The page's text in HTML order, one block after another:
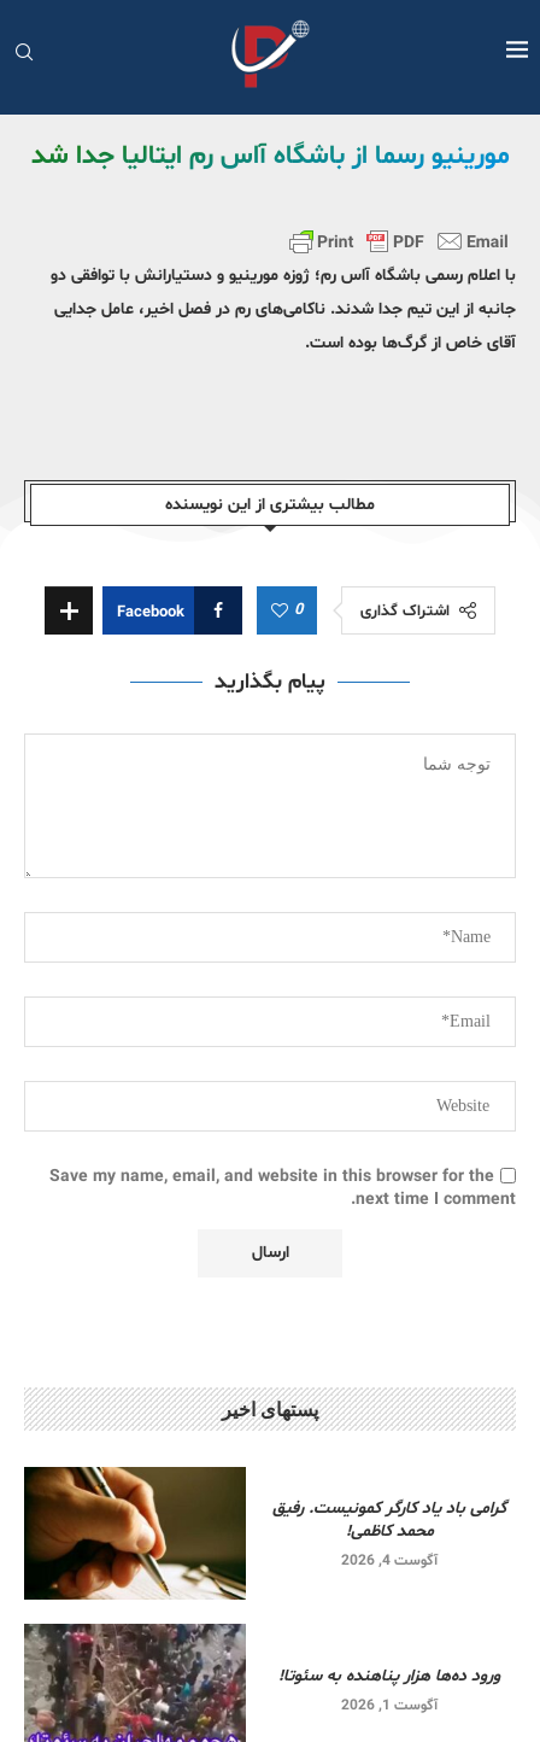
مورینیو رسما از باشگاه آاس رم ایتالیا جدا شد
با اعلام رسمی باشگاه آاس رم؛ ژوزه مورینیو و دستیارانش با توافقی دو
جانبه از این تیم جدا شدند. ناکامی‌های رم در فصل اخیر، عامل جدایی
آقای خاص از گرگ‌ها بوده است.
مطالب بیشتری از این نویسندە
اشتراک گذاری 0
Facebook
پیام بگذارید
Save my name, email, and website in this browser for the
next time I comment.
پستهای اخیر
گرامی باد یاد کارگر کمونیست. رفیق
محمد کاظمی!
آگوست 4, 2026
ورود ده‌ها هزار پناهنده به سئوتا!
آگوست 1, 2026